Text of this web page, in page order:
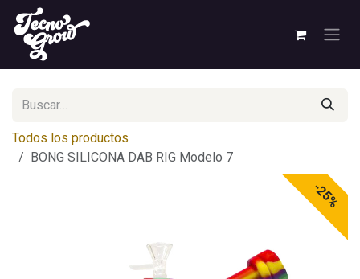
Ir al contenido
Todos los productos
BONG SILICONA DAB RIG Modelo 7
-25%